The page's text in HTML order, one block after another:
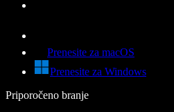
Prenesite za macOS
Prenesite za Windows
Priporočeno branje